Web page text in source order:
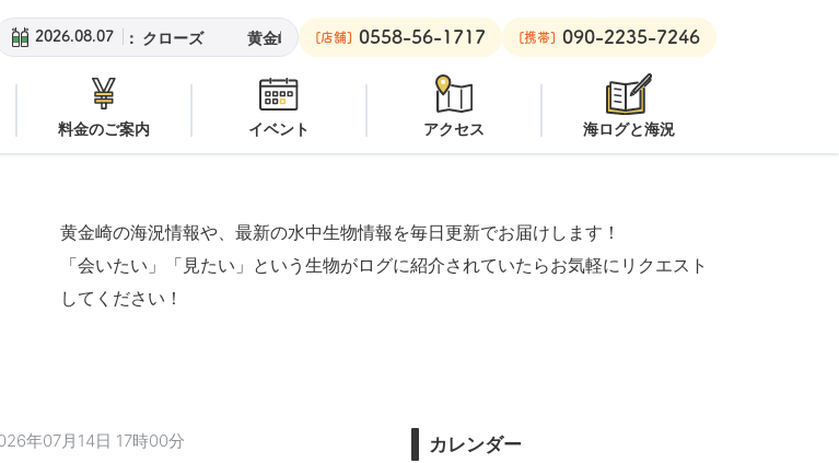
2026.08.07
里ボート：クローズ 黄金崎ビーチ： 潜水注意 安良里ボート： クローズ
[店舗] 0558-56-1717 [携帯] 090-2235-7246
料金のご案内 イベント アクセス 海ログと海況
黄金崎の海況情報や、最新の水中生物情報を毎日更新でお届けします！
「会いたい」「見たい」という生物がログに紹介されていたらお気軽にリクエスト
してください！
年07月14日 17時00分 カレンダー